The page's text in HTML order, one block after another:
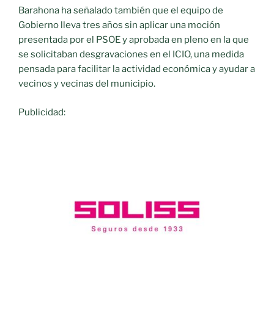
Barahona ha señalado también que el equipo de
Gobierno lleva tres años sin aplicar una moción
presentada por el PSOE y aprobada en pleno en la que
se solicitaban desgravaciones en el ICIO, una medida
pensada para facilitar la actividad económica y ayudar a
vecinos y vecinas del municipio.
Publicidad: